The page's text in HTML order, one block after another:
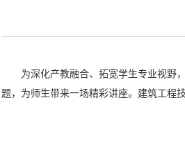
为深化产教融合、拓宽学生专业视野
题，为师生带来一场精彩讲座。建筑工程